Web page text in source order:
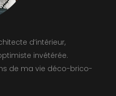
d’intérieur,
invétérée.
de ma vie déco-brico-